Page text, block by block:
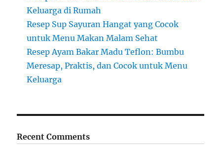
Keluarga di Rumah
Resep Sup Sayuran Hangat yang Cocok
untuk Menu Makan Malam Sehat
Resep Ayam Bakar Madu Teflon: Bumbu
Meresap, Praktis, dan Cocok untuk Menu
Keluarga
Recent Comments